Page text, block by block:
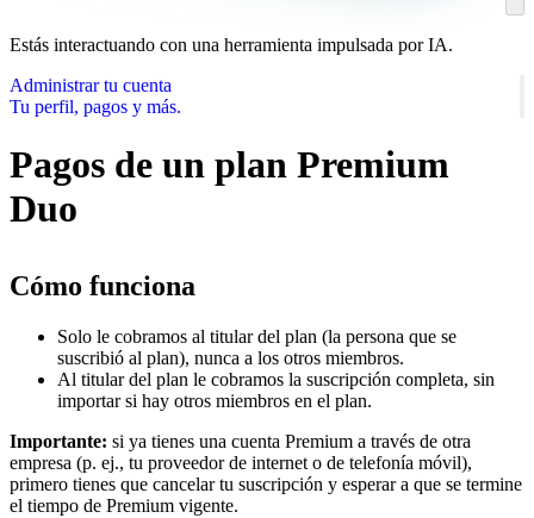
Estás interactuando con una herramienta impulsada por IA.
Administrar tu cuenta
Tu perfil, pagos y más.
Pagos de un plan Premium
Duo
Cómo funciona
Solo le cobramos al titular del plan (la persona que se
suscribió al plan), nunca a los otros miembros.
Al titular del plan le cobramos la suscripción completa, sin
importar si hay otros miembros en el plan.
Importante: si ya tienes una cuenta Premium a través de otra
empresa (p. ej., tu proveedor de internet o de telefonía móvil),
primero tienes que cancelar tu suscripción y esperar a que se termine
el tiempo de Premium vigente.